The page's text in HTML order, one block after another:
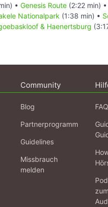
• Genesis Route (2:22 min) •
Nationalpark (1:38 min) •
& Haenertsburg
Community
Blog
Partnerprogramm
Guidelines
Missbrauch
melden
FAQ
zum